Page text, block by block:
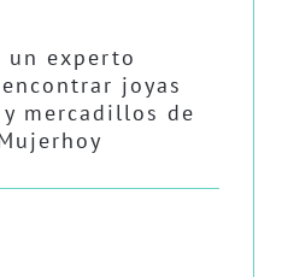
un experto
joyas
mercadillos de